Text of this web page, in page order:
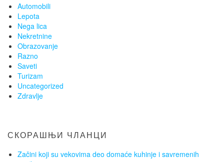
Automobili
Lepota
Nega lica
Nekretnine
Obrazovanje
Razno
Saveti
Turizam
Uncategorized
Zdravlje
СКОРАШЊИ ЧЛАНЦИ
Začini koji su vekovima deo domaće kuhinje i savremenih